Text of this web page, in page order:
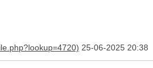
25-06-2025 20:38